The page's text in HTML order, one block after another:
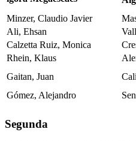
Minzer, Claudio Javier
Ali, Ehsan
Calzetta Ruiz, Monica
Rhein, Klaus
Gaitan, Juan
Gómez, Alejandro
Segunda